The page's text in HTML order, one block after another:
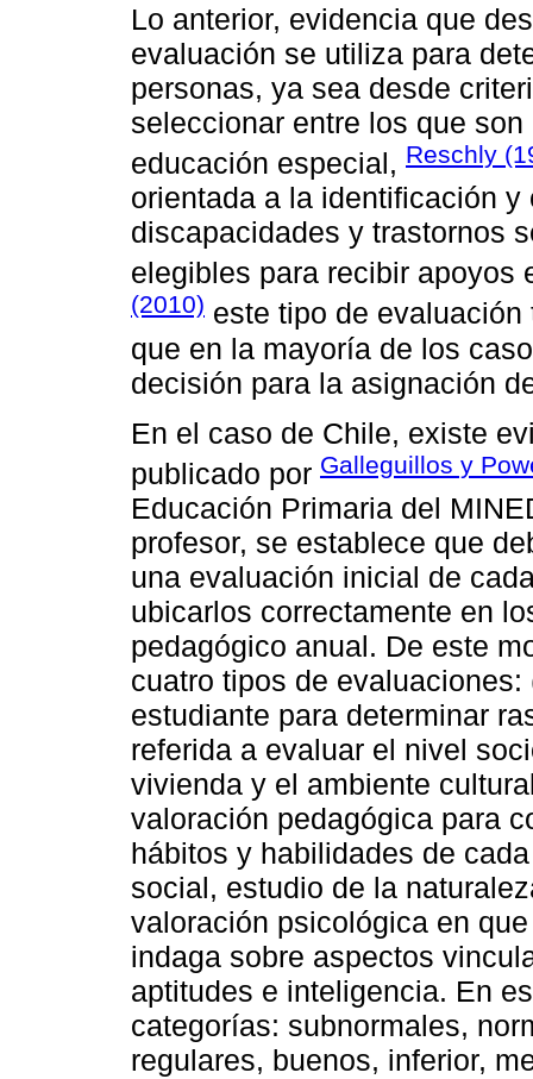
Lo anterior, evidencia que
evaluación se utiliza para
personas, ya sea desde
seleccionar entre los que
educación especial, Reschly
orientada a la identificación
discapacidades y trastornos
elegibles para recibir
(2010) este tipo de
que en la mayoría de los
decisión para la asignación
En el caso de Chile, existe
publicado por Galleguillos y
Educación Primaria del
profesor, se establece que
una evaluación inicial de
ubicarlos correctamente en
pedagógico anual. De este
cuatro tipos de
estudiante para determinar
referida a evaluar el nivel
vivienda y el ambiente
valoración pedagógica para
hábitos y habilidades de
social, estudio de la
valoración psicológica en
indaga sobre aspectos
aptitudes e inteligencia. En
categorías: subnormales,
regulares, buenos, inferior,